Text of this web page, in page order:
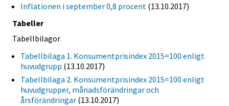
Inflationen i september 0,8 procent (13.10.2017)
Tabeller
Tabellbilagor
Tabellbilaga 1. Konsumentprisindex 2015=100 enligt
huvudgrupp (13.10.2017)
Tabellbilaga 2. Konsumentprisindex 2015=100 enligt
huvudgrupper, månadsförändringar och
årsförändringar (13.10.2017)